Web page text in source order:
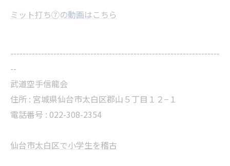
ミット打ち⑦の動画はこちら
--------------------------------------------------------------------
--
武道空手信龍会
住所 : 宮城県仙台市太白区郡山５丁目１２−１
電話番号 : 022-308-2354
仙台市太白区で小学生を稽古